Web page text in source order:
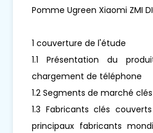
Pomme Ugreen Xiaomi ZMI
1 couverture de l'étude
1.1 Présentation du
chargement de téléphone
1.2 Segments de marché
1.3 Fabricants clés
principaux fabricants